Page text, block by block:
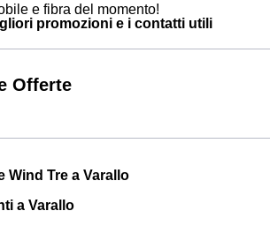
e fibra del momento!
promozioni e i contatti utili
Offerte
Wind Tre a Varallo
a Varallo